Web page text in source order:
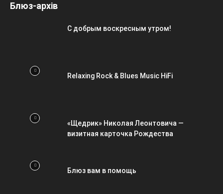
Блюз-архів
С добрым воскресным утром!
Relaxing Rock & Blues Music HiFi
«Щедрик» Николая Леонтовича —
визитная карточка Рождества
Блюз вам в помощь